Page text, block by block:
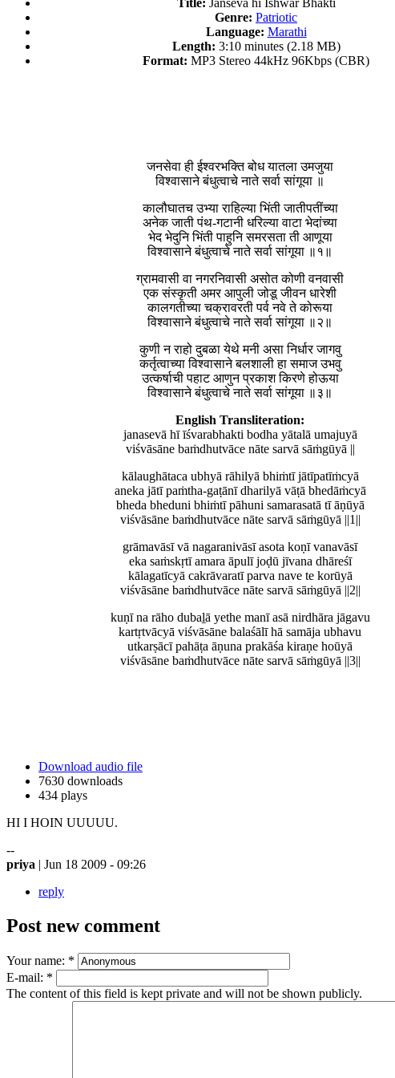
Genre: Patriotic
Language: Marathi
Length: 3:10 minutes (2.18 MB)
Format: MP3 Stereo 44kHz 96Kbps (CBR)
जनसेवा ही ईश्वरभक्ति बोध यातला उमजुया
विश्वासाने बंधुत्वाचे नाते सर्वा सांगूया ॥
कालौघातच उभ्या राहिल्या भिंती जातीपतींच्या
अनेक जाती पंथ-गटानी धरिल्या वाटा भेदांच्या
भेद भेदुनि भिंती पाहुनि समरसता ती आणूया
विश्वासाने बंधुत्वाचे नाते सर्वा सांगूया ॥१॥
ग्रामवासी वा नगरनिवासी असोत कोणी वनवासी
एक संस्कृती अमर आपुली जोडू जीवन धारेशी
कालगतीच्या चक्रावरती पर्व नवे ते कोरूया
विश्वासाने बंधुत्वाचे नाते सर्वा सांगूया ॥२॥
कुणी न राहो दुबळा येथे मनी असा निर्धार जागवु
कर्तृत्वाच्या विश्वासाने बलशाली हा समाज उभवु
उत्कर्षाची पहाट आणुन प्रकाश किरणे होऊया
विश्वासाने बंधुत्वाचे नाते सर्वा सांगूया ॥३॥
English Transliteration:
janasevā hī īśvarabhakti bodha yātalā umajuyā
viśvāsāne baṁdhutvāce nāte sarvā sāṁgūyā ||
kālaughātaca ubhyā rāhilyā bhiṁtī jātīpatīṁcyā
aneka jātī paṁtha-gaṭānī dharilyā vāṭā bhedāṁcyā
bheda bheduni bhiṁtī pāhuni samarasatā tī āṇūyā
viśvāsāne baṁdhutvāce nāte sarvā sāṁgūyā ||1||
grāmavāsī vā nagaranivāsī asota koṇī vanavāsī
eka saṁskṛtī amara āpulī joḍū jīvana dhāreśī
kālagatīcyā cakrāvaratī parva nave te korūyā
viśvāsāne baṁdhutvāce nāte sarvā sāṁgūyā ||2||
kuṇī na rāho dubaḻā yethe manī asā nirdhāra jāgavu
kartṛtvācyā viśvāsāne balaśālī hā samāja ubhavu
utkarṣācī pahāṭa āṇuna prakāśa kiraṇe hoūyā
viśvāsāne baṁdhutvāce nāte sarvā sāṁgūyā ||3||
Download audio file
7630 downloads
434 plays
HI I HOIN UUUUU.
--
priya | Jun 18 2009 - 09:26
reply
Post new comment
Your name: *
E-mail: *
The content of this field is kept private and will not be shown publicly.